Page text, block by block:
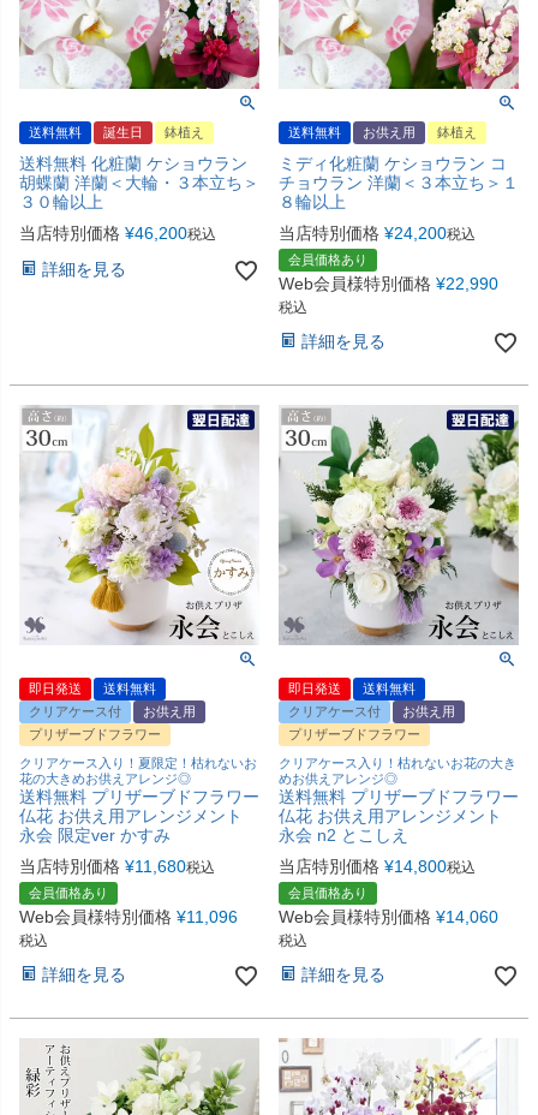
送料無料 誕生日 鉢植え
送料無料 化粧蘭 ケショウラン
胡蝶蘭 洋蘭＜大輪・３本立ち＞
３０輪以上
当店特別価格 ¥46,200税込
詳細を見る
送料無料 お供え用 鉢植え
ミディ化粧蘭 ケショウラン コ
チョウラン 洋蘭＜３本立ち＞１
８輪以上
当店特別価格 ¥24,200税込
会員価格あり
Web会員様特別価格 ¥22,990
税込
詳細を見る
即日発送
送料無料
クリアケース付
お供え用
プリザーブドフラワー
クリアケース入り！夏限定！枯れないお
花の大きめお供えアレンジ◎
送料無料 プリザーブドフラワー
仏花 お供え用アレンジメント
永会 限定ver かすみ
当店特別価格 ¥11,680税込
会員価格あり
Web会員様特別価格 ¥11,096
税込
詳細を見る
即日発送
送料無料
クリアケース付
お供え用
プリザーブドフラワー
クリアケース入り！枯れないお花の大き
めお供えアレンジ◎
送料無料 プリザーブドフラワー
仏花 お供え用アレンジメント
永会 n2 とこしえ
当店特別価格 ¥14,800税込
会員価格あり
Web会員様特別価格 ¥14,060
税込
詳細を見る